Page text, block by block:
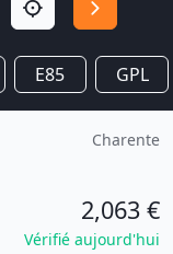
E85 GPL
Charente
2,063 €
Vérifié aujourd'hui